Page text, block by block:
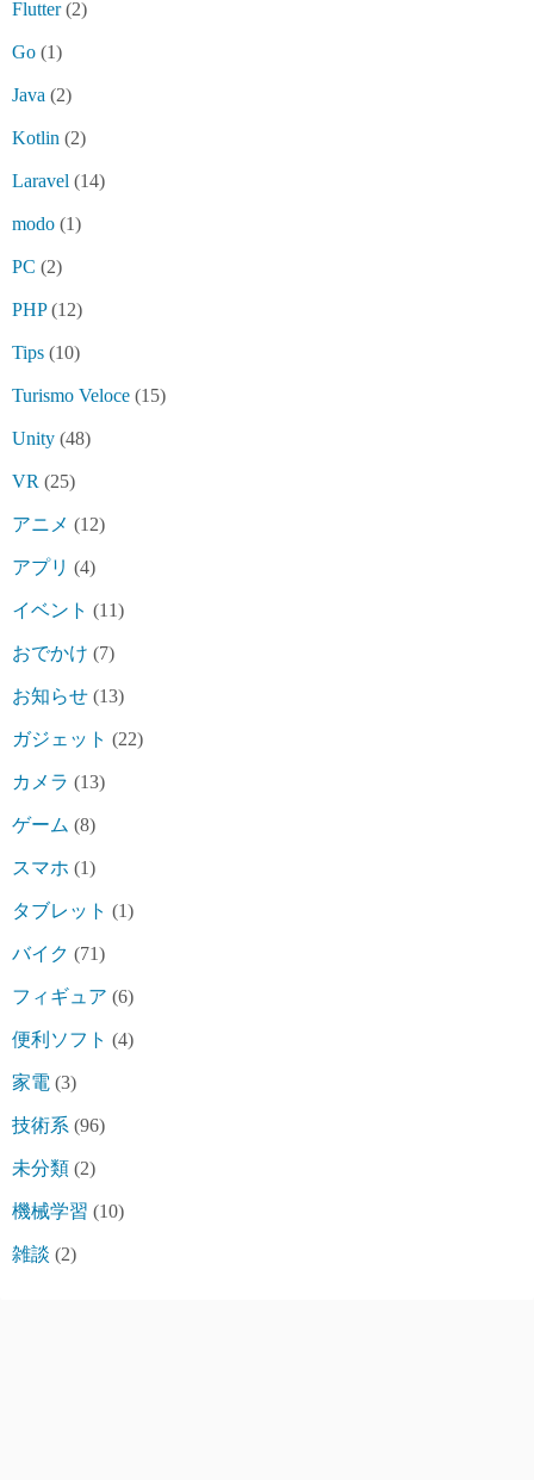
Flutter(2)
Go (1)
Java (2)
Kotlin (2)
Laravel (14)
modo (1)
PC (2)
PHP(12)
Tips (10)
Turismo Veloce (15)
Unity (48)
VR (25)
アニメ (12)
アプリ (4)
イベント (11)
おでかけ (7)
お知らせ (13)
ガジェット (22)
カメラ (13)
ゲーム (8)
スマホ (1)
タブレット (1)
バイク (71)
フィギュア (6)
便利ソフト (4)
家電 (3)
技術系 (96)
未分類 (2)
機械学習 (10)
雑談 (2)